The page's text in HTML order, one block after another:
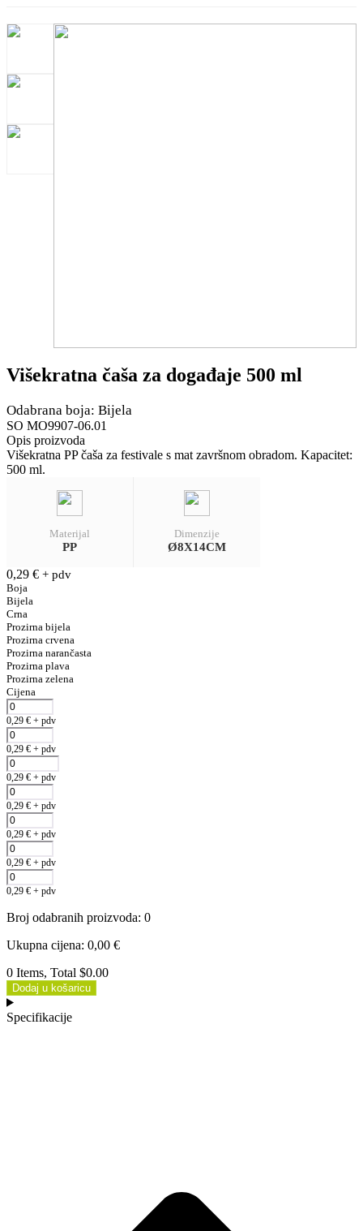
Višekratna čaša za događaje 500 ml
Odabrana boja: Bijela
SO MO9907-06.01
Opis proizvoda
Višekratna PP čaša za festivale s mat završnom obradom. Kapacitet:
500 ml.
Materijal
PP
Dimenzije
Ø8X14CM
0,29 € + pdv
Boja
Bijela
Crna
Prozirna bijela
Prozirna crvena
Prozirna narančasta
Prozirna plava
Prozirna zelena
Cijena
0,29 € + pdv
0,29 € + pdv
0,29 € + pdv
0,29 € + pdv
0,29 € + pdv
0,29 € + pdv
0,29 € + pdv
Broj odabranih proizvoda: 0
Ukupna cijena: 0,00 €
0 Items, Total $0.00
Dodaj u košaricu
Specifikacije